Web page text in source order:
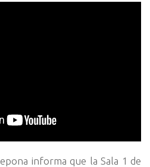
informa que la Sala 1 de